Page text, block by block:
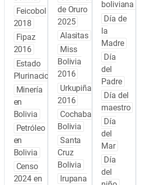
Feicobol
2018
Fipaz
2016
Estado
Plurinacional
Minería
en
Bolivia
Petróleo
en
Bolivia
Censo
2024 en
de Oruro
2025
Alasitas
Miss
Bolivia
2016
Urkupiña
2016
Cochabamba
Bolivia
Santa
Cruz
Bolivia
Irupana
boliviana
Día de
la
Madre
Día
del
Padre
Día del
maestro
Día
del
Mar
Día
del